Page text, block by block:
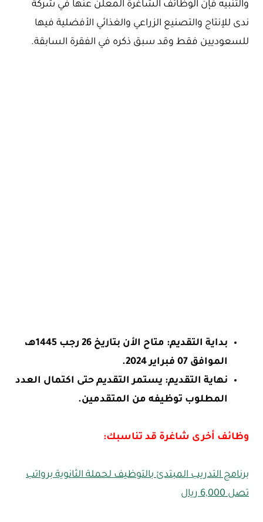
والتنبيه فإن الوظائف الشاغرة المعلن عنها في شركة
ندى للإنتاج والتصنيع الزراعي والغذائي الأفضلية فيها
للسعوديين فقط وقد سبق ذكره في الفقرة السابقة.
بداية التقديم: متاح الأن بتاريخ 26 رجب 1445هـ،
الموافق 07 فبراير 2024.
نهاية التقديم: يستمر التقديم حتى اكتمال العدد
المطلوب توظيفه من المتقدمين.
وظائف أخرى شاغرة قد تناسبك:
برنامج التدريب المبتدئ بالتوظيف لحملة الثانوية برواتب
تصل 6,000 ريال